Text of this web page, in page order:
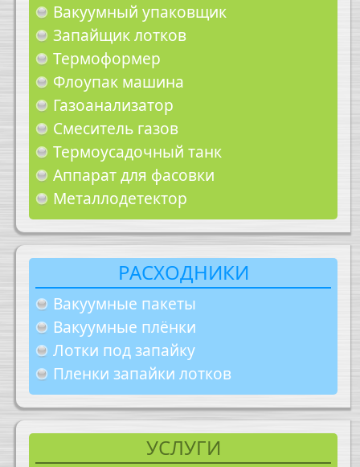
Вакуумный упаковщик
Запайщик лотков
Термоформер
Флоупак машина
Газоанализатор
Смеситель газов
Термоусадочный танк
Аппарат для фасовки
Металлодетектор
РАСХОДНИКИ
Вакуумные пакеты
Вакуумные плёнки
Лотки под запайку
Пленки запайки лотков
УСЛУГИ